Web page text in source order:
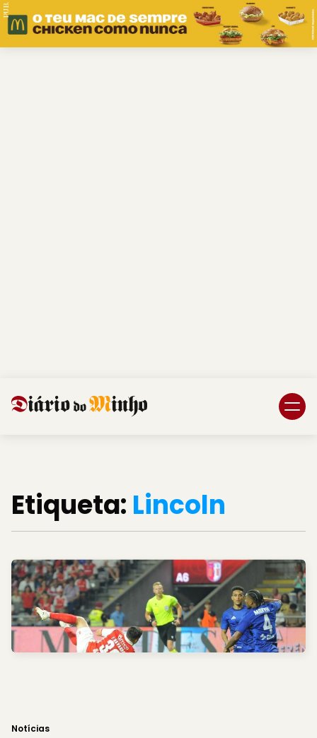
PUB.
Etiqueta: Lincoln
Notícias